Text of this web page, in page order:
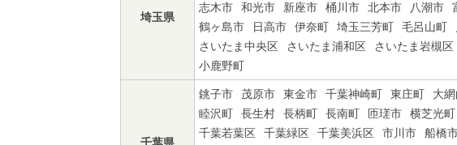
埼玉県
志木市
和光市 新座市 桶川市 北本市 八潮市
鶴ヶ島市
日高市 伊奈町 埼玉三芳町 毛呂山町
さいたま中央区
さいたま浦和区 さいたま岩槻区
小鹿野町
銚子市 茂原市 東金市 千葉神崎町 東庄町 大
睦沢町
長生村 長柄町 長南町 匝瑳市 横芝光町
千葉若葉区
千葉緑区 千葉美浜区 市川市 船橋